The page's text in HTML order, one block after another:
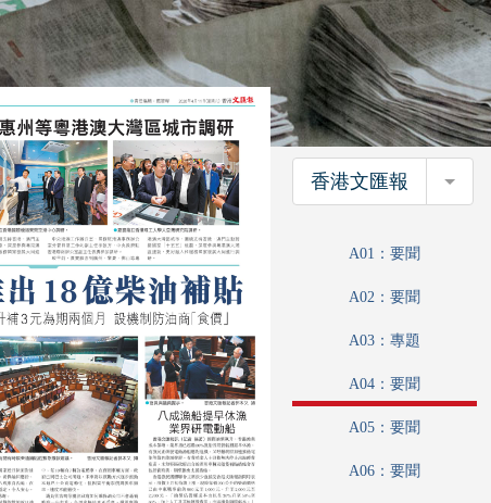
香港文匯報 香
A01：要聞
A02：要聞
A03：專題
A04：要聞
A05：要聞
A06：要聞